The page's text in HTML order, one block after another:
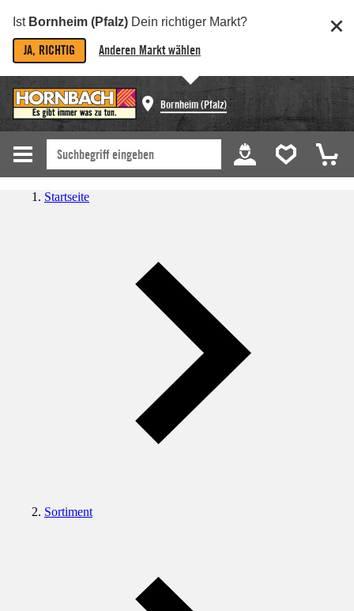
Ist Bornheim (Pfalz) Dein richtiger Markt?
JA, RICHTIG Anderen Markt wählen
Bornheim (Pfalz)
Startseite
Sortiment